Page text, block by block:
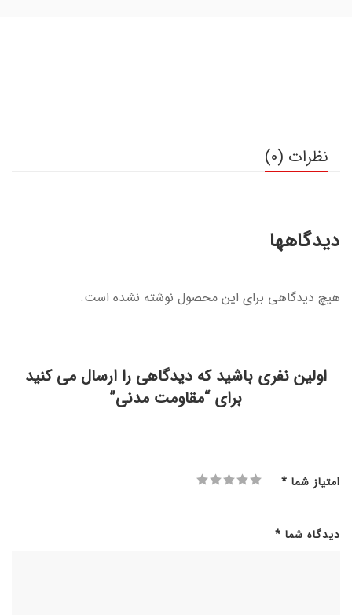
نظرات (0)
دیدگاهها
هیچ دیدگاهی برای این محصول نوشته نشده است.
اولین نفری باشید که دیدگاهی را ارسال می کنید
برای “مقاومت مدنی”
امتیاز شما *
دیدگاه شما *